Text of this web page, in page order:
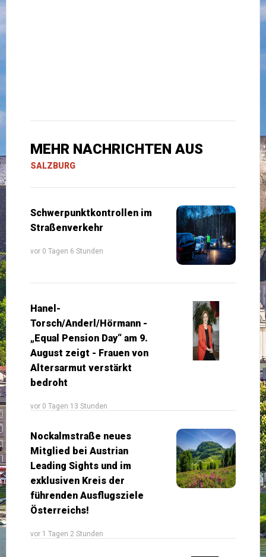
MEHR NACHRICHTEN AUS
SALZBURG
Schwerpunktkontrollen im
Straßenverkehr
vor 0 Tagen 6 Stunden
Hanel-
Torsch/Anderl/Hörmann -
„Equal Pension Day“ am 9.
August zeigt - Frauen von
Altersarmut verstärkt
bedroht
vor 0 Tagen 13 Stunden
Nockalmstraße neues
Mitglied bei Austrian
Leading Sights und im
exklusiven Kreis der
führenden Ausflugsziele
Österreichs!
vor 1 Tagen 2 Stunden